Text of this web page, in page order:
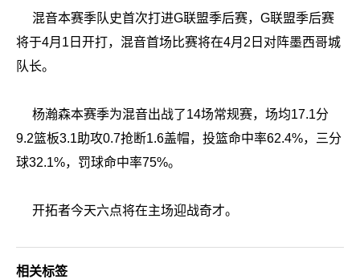
混音本赛季队史首次打进G联盟季后赛，G联盟季后赛
将于4月1日开打，混音首场比赛将在4月2日对阵墨西哥城
队长。
杨瀚森本赛季为混音出战了14场常规赛，场均17.1分
9.2篮板3.1助攻0.7抢断1.6盖帽，投篮命中率62.4%，三分
球32.1%，罚球命中率75%。
开拓者今天六点将在主场迎战奇才。
相关标签